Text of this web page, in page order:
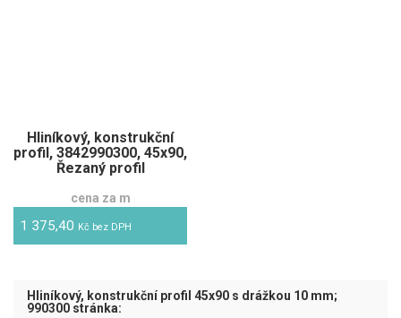
Hliníkový, konstrukční
profil, 3842990300, 45x90,
Řezaný profil
cena za m
1 375,40 Kč bez DPH
Hliníkový, konstrukční profil 45x90 s drážkou 10 mm;
990300 stránka: